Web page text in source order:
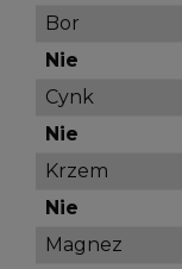
Bor
Nie
Cynk
Nie
Krzem
Nie
Magnez